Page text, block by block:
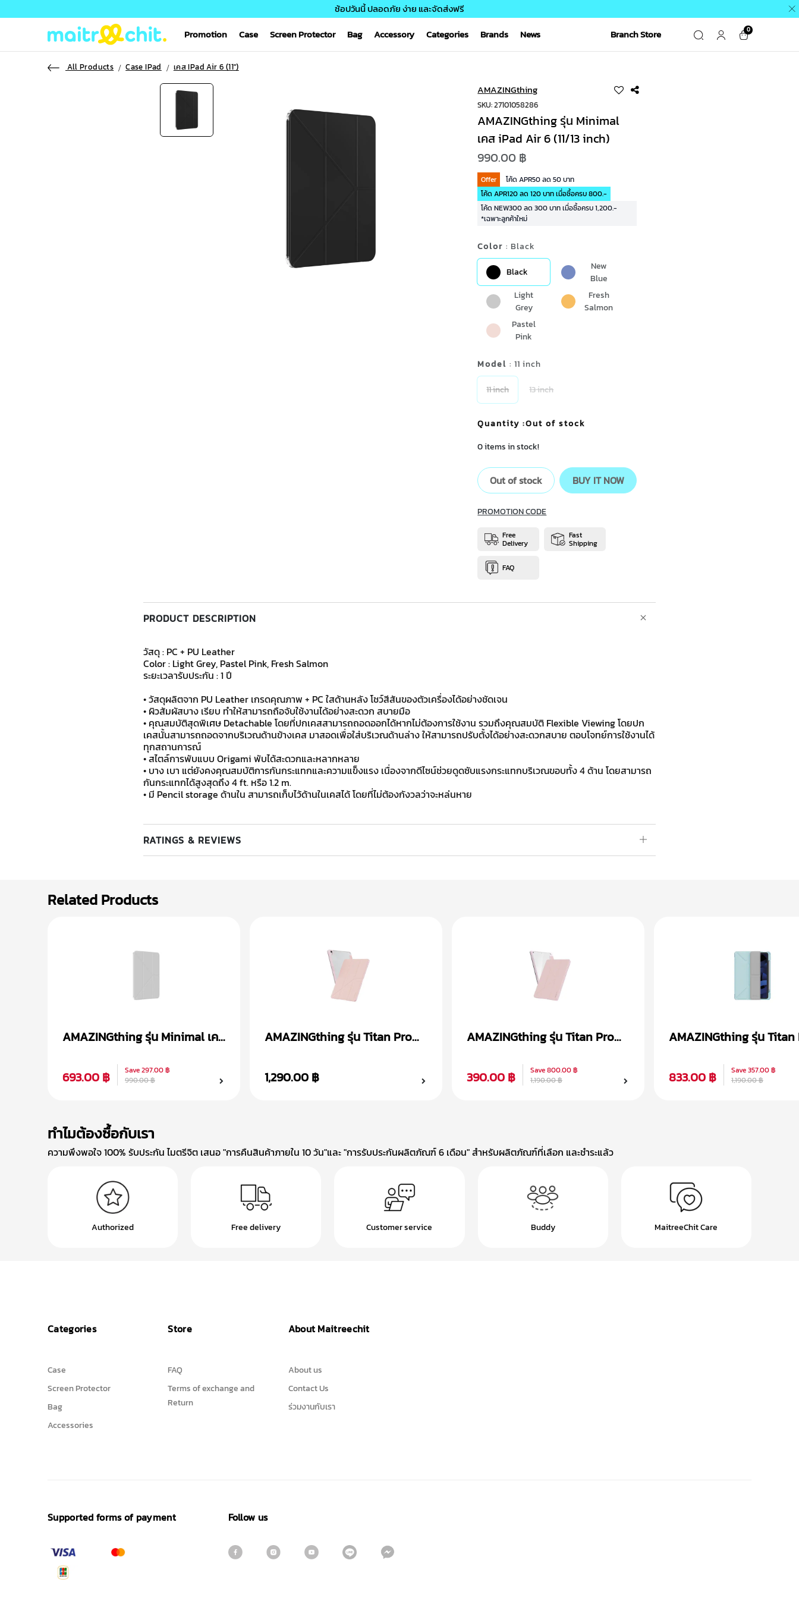
ช้อปวันนี้ ปลอดภัย ง่าย และจัดส่งฟรี
Promotion
Case Screen Protector Bag Accessory Categories Brands News Branch Store 0
All Products Case IPad เคส IPad Air 6 (11")
AMAZINGthing
SKU: 27101058286
AMAZINGthing รุ่น Minimal
เคส iPad Air 6 (11/13 inch)
990.00 ฿
Offer
โค้ด APR50 ลด 50 บาท
โค้ด APR120 ลด 120 บาท เมื่อซื้อครบ 800.-
โค้ด NEW300 ลด 300 บาท เมื่อซื้อครบ 1,200.-
*เฉพาะลูกค้าใหม่
Color: Black
Black
New
Blue
Light
Grey
Fresh
Salmon
Pastel
Pink
Model: 11 inch
11 inch 13 inch
Quantity:Out of stock
0 items in stock!
Out of stock BUY IT NOW
PROMOTION CODE
Free
Delivery
Fast
Shipping
FAQ
PRODUCT DESCRIPTION
วัสดุ : PC + PU Leather
Color : Light Grey, Pastel Pink, Fresh Salmon
ระยะเวลารับประกัน : 1 ปี
• วัสดุผลิตจาก PU Leather เกรดคุณภาพ + PC ใสด้านหลัง โชว์สีสันของตัวเครื่องได้อย่างชัดเจน
• ผิวสัมผัสบาง เรียบ ทำให้สามารถถือจับใช้งานได้อย่างสะดวก สบายมือ
• คุณสมบัติสุดพิเศษ Detachable โดยที่ปกเคสสามารถถอดออกได้หากไม่ต้องการใช้งาน รวมถึงคุณสมบัติ Flexible Viewing โดยปก
เคสนั้นสามารถถอดจากบริเวณด้านข้างเคส มาสอดเพื่อใส่บริเวณด้านล่าง ให้สามารถปรับตั้งได้อย่างสะดวกสบาย ตอบโจทย์การใช้งานได้
ทุกสถานการณ์
• สไตล์การพับแบบ Origami พับได้สะดวกและหลากหลาย
• บาง เบา แต่ยังคงคุณสมบัติการกันกระแทกและความแข็งแรง เนื่องจากดีไซน์ช่วยดูดซับแรงกระแทกบริเวณขอบทั้ง 4 ด้าน โดยสามารถ
กันกระแทกได้สูงสุดถึง 4 ft. หรือ 1.2 m.
• มี Pencil storage ด้านใน สามารถเก็บไว้ด้านในเคสได้ โดยที่ไม่ต้องกังวลว่าจะหล่นหาย
RATINGS & REVIEWS
Related Products
AMAZINGthing รุ่น Minimal เคส
693.00 ฿
Save297.00 ฿
990.00 ฿
AMAZINGthing รุ่น Titan Pro
1,290.00 ฿
AMAZINGthing รุ่น Titan Pro
(10.2 inch)
390.00 ฿ Save800.00 ฿
1,190.00 ฿
AMAZINGthing รุ่น Titan
833.00 ฿
Save357.00 ฿
1,190.00 ฿
ทำไมต้องซื้อกับเรา
ความพึงพอใจ 100% รับประกัน ไมตรีจิต เสนอ "การคืนสินค้าภายใน 10 วัน"และ "การรับประกันผลิตภัณฑ์ 6 เดือน" สำหรับผลิตภัณฑ์ที่เลือก และชำระแล้ว
Authorized Free delivery Customer service Buddy MaitreeChit Care
Categories
Case
Screen Protector
Bag
Accessories
Store
FAQ
Terms of exchange and
Return
About Maitreechit
About us
Contact Us
ร่วมงานกับเรา
Supported forms of payment Follow us